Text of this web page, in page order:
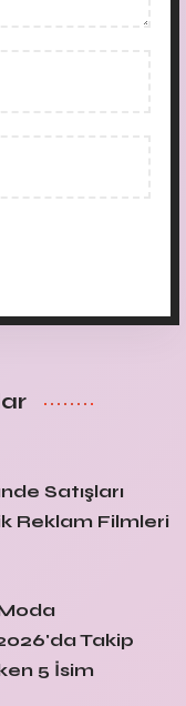
Satışları
Reklam Filmleri
Takip
5 İsim